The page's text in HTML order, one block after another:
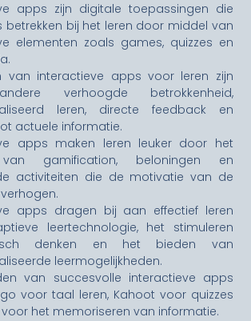
apps zijn digitale toepassingen die
betrekken bij het leren door middel van
elementen zoals games, quizzes en
van interactieve apps voor leren zijn
verhoogde betrokkenheid,
leren, directe feedback en
actuele informatie.
apps maken leren leuker door het
gamification, beloningen en
activiteiten die de motivatie van de
apps dragen bij aan effectief leren
leertechnologie, het stimuleren
denken en het bieden van
leermogelijkheden.
van succesvolle interactieve apps
voor taal leren, Kahoot voor quizzes
voor het memoriseren van informatie.